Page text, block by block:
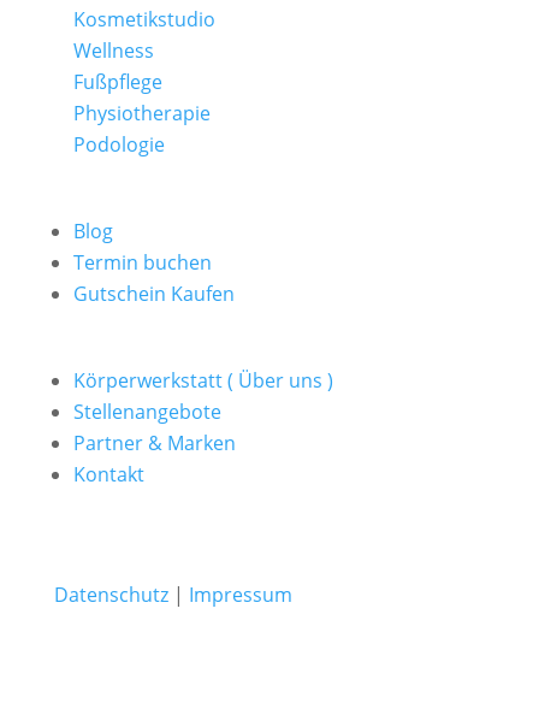
Kosmetikstudio
Wellness
Fußpflege
Physiotherapie
Podologie
Blog
Termin buchen
Gutschein Kaufen
Körperwerkstatt ( Über uns )
Stellenangebote
Partner & Marken
Kontakt
Datenschutz| Impressum